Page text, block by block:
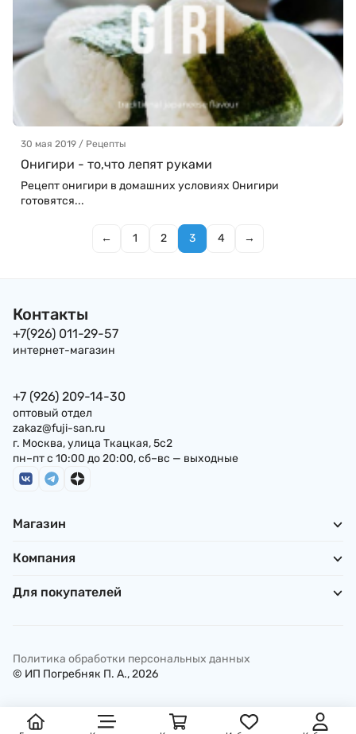
30 мая 2019 / Рецепты
Онигири - то,что лепят руками
Рецепт онигири в домашних условиях Онигири
готовятся...
← 1 2 3 4 →
Контакты
+7(926) 011-29-57
интернет-магазин
+7 (926) 209-14-30
оптовый отдел
zakaz@fuji-san.ru
г. Москва, улица Ткацкая, 5с2
пн–пт с 10:00 до 20:00, сб–вс — выходные
Магазин
Компания
Для покупателей
© ИП Погребняк П. А., 2026
Политика обработки персональных данных